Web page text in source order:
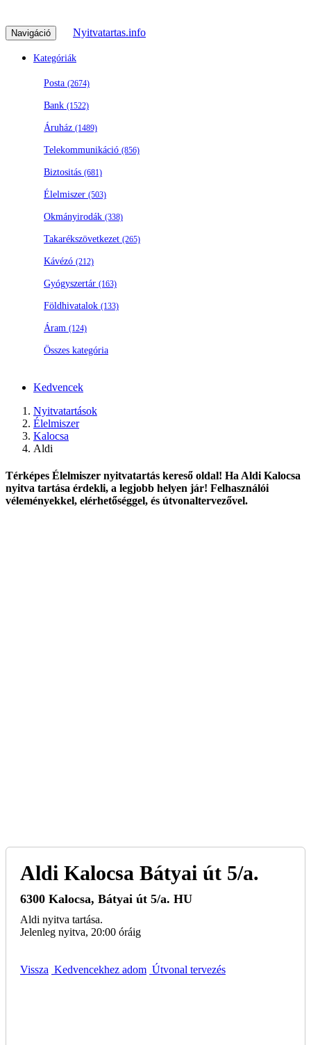
Navigáció Nyitvatartas.info
Kategóriák
Posta (2674)
Bank (1522)
Áruház (1489)
Telekommunikáció (856)
Biztositás (681)
Élelmiszer (503)
Okmányirodák (338)
Takarékszövetkezet (265)
Kávézó (212)
Gyógyszertár (163)
Földhivatalok (133)
Áram (124)
Összes kategória
Kedvencek
Nyitvatartások
Élelmiszer
Kalocsa
Aldi
Térképes Élelmiszer nyitvatartás kereső oldal! Ha Aldi Kalocsa
nyitva tartása érdekli, a legjobb helyen jár! Felhasználói
véleményekkel, elérhetőséggel, és útvonaltervezővel.
Aldi Kalocsa Bátyai út 5/a.
6300 Kalocsa, Bátyai út 5/a. HU
Aldi nyitva tartása.
Jelenleg nyitva, 20:00 óráig
Vissza Kedvencekhez adom Útvonal tervezés